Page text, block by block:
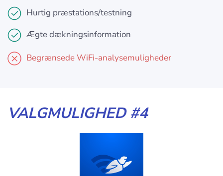
Hurtig præstations/testning
Ægte dækningsinformation
Begrænsede WiFi-analysemuligheder
VALGMULIGHED #4